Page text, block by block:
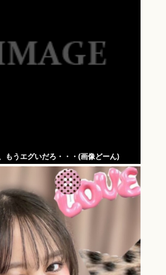
もうエグいだろ・・・(画像どーん)